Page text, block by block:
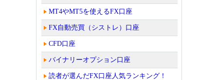
MT4やMT5を使えるFX口座
FX自動売買（シストレ）口座
CFD口座
バイナリーオプション口座
読者が選んだFX口座人気ランキング！